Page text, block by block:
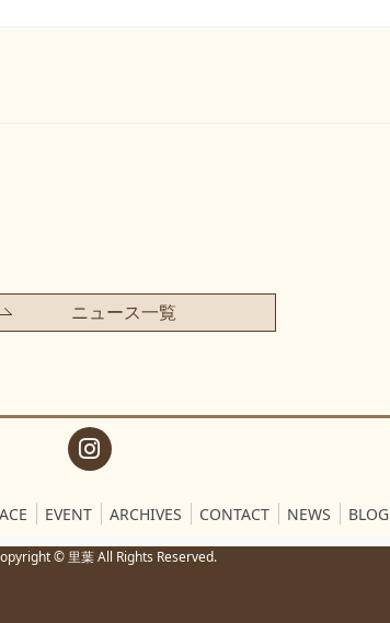
ニュース一覧
EVENT ARCHIVES CONTACT NEWS BLOG
© 里葉 All Rights Reserved.